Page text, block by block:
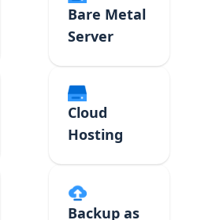
Bare Metal
Server
Cloud
Hosting
Backup as